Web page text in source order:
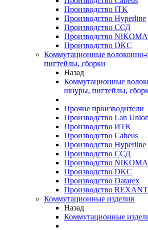
Производство ITK
Производство Hyperline
Производство ССД
Производство
Производство DKC
Коммутационные
пигтейлы, сборки
Назад
Коммутационные
шнуры, пигтейлы,
Прочие производители
Производство Lan Union
Производство ИТК
Производство Cabeus
Производство Hyperline
Производство ССД
Производство
Производство DKC
Производство Datarex
Производство REXANT
Коммутационные изделия
Назад
Коммутационные